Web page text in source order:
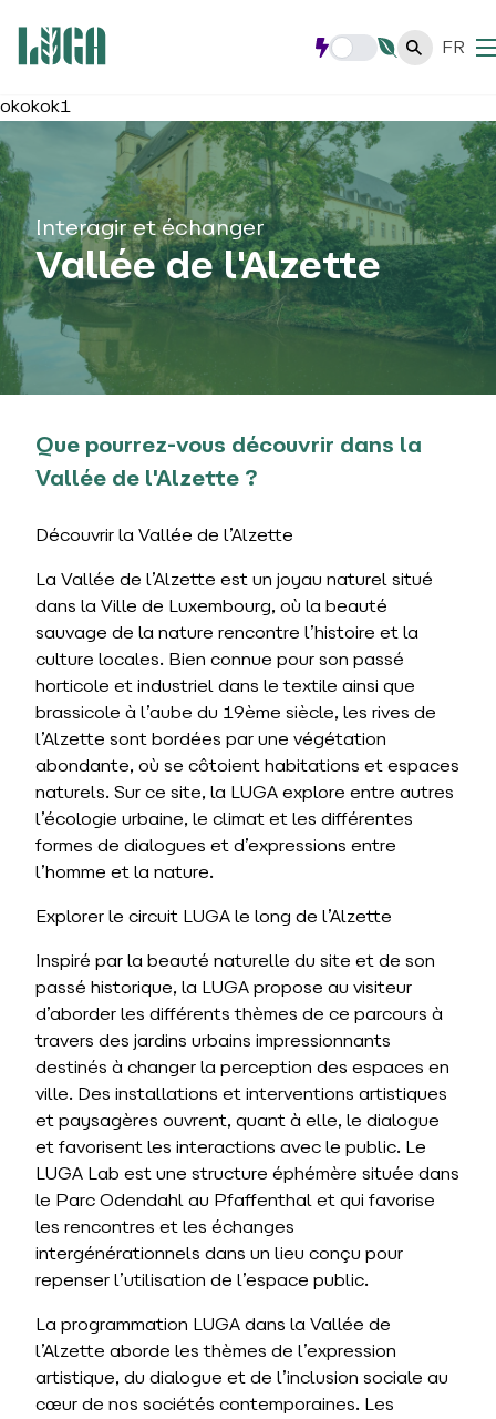
FR
okokok1
Interagir et échanger
Vallée de l'Alzette
Que pourrez-vous découvrir dans la
Vallée de l'Alzette ?
Découvrir la Vallée de l’Alzette
La Vallée de l’Alzette est un joyau naturel situé
dans la Ville de Luxembourg, où la beauté
sauvage de la nature rencontre l’histoire et la
culture locales. Bien connue pour son passé
horticole et industriel dans le textile ainsi que
brassicole à l’aube du 19ème siècle, les rives de
l’Alzette sont bordées par une végétation
abondante, où se côtoient habitations et espaces
naturels. Sur ce site, la LUGA explore entre autres
l’écologie urbaine, le climat et les différentes
formes de dialogues et d’expressions entre
l’homme et la nature.
Explorer le circuit LUGA le long de l’Alzette
Inspiré par la beauté naturelle du site et de son
passé historique, la LUGA propose au visiteur
d’aborder les différents thèmes de ce parcours à
travers des jardins urbains impressionnants
destinés à changer la perception des espaces en
ville. Des installations et interventions artistiques
et paysagères ouvrent, quant à elle, le dialogue
et favorisent les interactions avec le public. Le
LUGA Lab est une structure éphémère située dans
le Parc Odendahl au Pfaffenthal et qui favorise
les rencontres et les échanges
intergénérationnels dans un lieu conçu pour
repenser l’utilisation de l’espace public.
La programmation LUGA dans la Vallée de
l’Alzette aborde les thèmes de l’expression
artistique, du dialogue et de l’inclusion sociale au
cœur de nos sociétés contemporaines. Les